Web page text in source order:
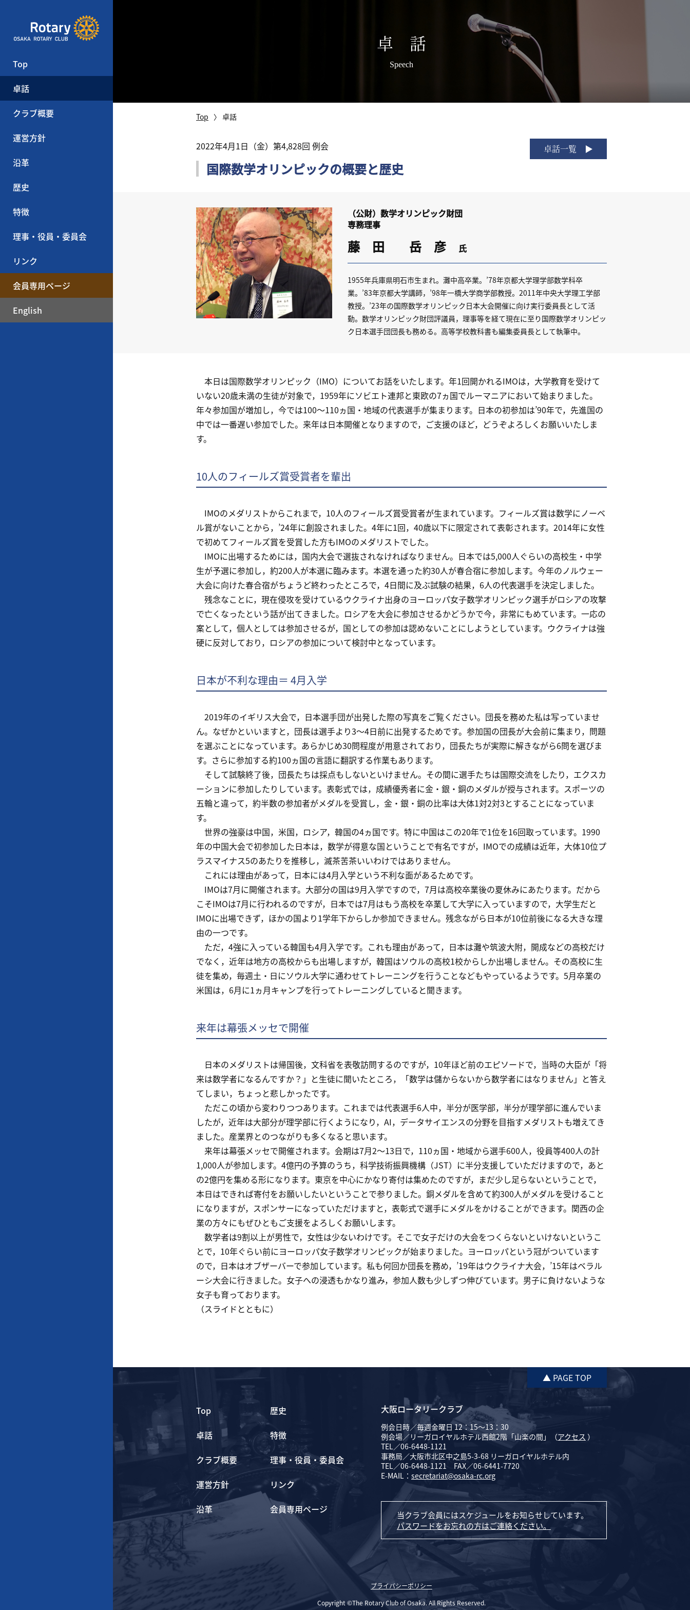
Top
卓話
クラブ概要
運営方針
沿革
歴史
特徴
理事・役員・委員会
リンク
会員専用ページ
English
卓 話
Speech
Top 卓話
卓話一覧
2022年4月1日（金）第4,828回 例会
国際数学オリンピックの概要と歴史
（公財）数学オリンピック財団
専務理事
藤 田 岳 彦 氏
1955年兵庫県明石市生まれ。灘中高卒業。’78年京都大学理学部数学科卒
業。’83年京都大学講師，’98年一橋大学商学部教授。2011年中央大学理工学部
教授。’23年の国際数学オリンピック日本大会開催に向け実行委員長として活
動。数学オリンピック財団評議員，理事等を経て現在に至り国際数学オリンピッ
ク日本選手団団長も務める。高等学校教科書も編集委員長として執筆中。
本日は国際数学オリンピック（IMO）についてお話をいたします。年1回開かれるIMOは，大学教育を受けて
いない20歳未満の生徒が対象で，1959年にソビエト連邦と東欧の7ヵ国でルーマニアにおいて始まりました。
年々参加国が増加し，今では100～110ヵ国・地域の代表選手が集まります。日本の初参加は’90年で，先進国の
中では一番遅い参加でした。来年は日本開催となりますので，ご支援のほど，どうぞよろしくお願いいたしま
す。
10人のフィールズ賞受賞者を輩出
IMOのメダリストからこれまで，10人のフィールズ賞受賞者が生まれています。フィールズ賞は数学にノーベ
ル賞がないことから，’24年に創設されました。4年に1回，40歳以下に限定されて表彰されます。2014年に女性
で初めてフィールズ賞を受賞した方もIMOのメダリストでした。
IMOに出場するためには，国内大会で選抜されなければなりません。日本では5,000人ぐらいの高校生・中学
生が予選に参加し，約200人が本選に臨みます。本選を通った約30人が春合宿に参加します。今年のノルウェー
大会に向けた春合宿がちょうど終わったところで，4日間に及ぶ試験の結果，6人の代表選手を決定しました。
残念なことに，現在侵攻を受けているウクライナ出身のヨーロッパ女子数学オリンピック選手がロシアの攻撃
で亡くなったという話が出てきました。ロシアを大会に参加させるかどうかで今，非常にもめています。一応の
案として，個人としては参加させるが，国としての参加は認めないことにしようとしています。ウクライナは強
硬に反対しており，ロシアの参加について検討中となっています。
日本が不利な理由＝ 4月入学
2019年のイギリス大会で，日本選手団が出発した際の写真をご覧ください。団長を務めた私は写っていませ
ん。なぜかといいますと，団長は選手より3～4日前に出発するためです。参加国の団長が大会前に集まり，問題
を選ぶことになっています。あらかじめ30問程度が用意されており，団長たちが実際に解きながら6問を選びま
す。さらに参加する約100ヵ国の言語に翻訳する作業もあります。
そして試験終了後，団長たちは採点もしないといけません。その間に選手たちは国際交流をしたり，エクスカ
ーションに参加したりしています。表彰式では，成績優秀者に金・銀・銅のメダルが授与されます。スポーツの
五輪と違って，約半数の参加者がメダルを受賞し，金・銀・銅の比率は大体1対2対3とすることになっていま
す。
世界の強豪は中国，米国，ロシア，韓国の4ヵ国です。特に中国はこの20年で1位を16回取っています。1990
年の中国大会で初参加した日本は，数学が得意な国ということで有名ですが，IMOでの成績は近年，大体10位プ
ラスマイナス5のあたりを推移し，滅茶苦茶いいわけではありません。
これには理由があって，日本には4月入学という不利な面があるためです。
IMOは7月に開催されます。大部分の国は9月入学ですので，7月は高校卒業後の夏休みにあたります。だから
こそIMOは7月に行われるのですが，日本では7月はもう高校を卒業して大学に入っていますので，大学生だと
IMOに出場できず，ほかの国より1学年下からしか参加できません。残念ながら日本が10位前後になる大きな理
由の一つです。
ただ，4強に入っている韓国も4月入学です。これも理由があって，日本は灘や筑波大附，開成などの高校だけ
でなく，近年は地方の高校からも出場しますが，韓国はソウルの高校1校からしか出場しません。その高校に生
徒を集め，毎週土・日にソウル大学に通わせてトレーニングを行うことなどもやっているようです。5月卒業の
米国は，6月に1ヵ月キャンプを行ってトレーニングしていると聞きます。
来年は幕張メッセで開催
日本のメダリストは帰国後，文科省を表敬訪問するのですが，10年ほど前のエピソードで，当時の大臣が「将
来は数学者になるんですか？」と生徒に聞いたところ，「数学は儲からないから数学者にはなりません」と答え
てしまい，ちょっと悲しかったです。
ただこの頃から変わりつつあります。これまでは代表選手6人中，半分が医学部，半分が理学部に進んでいま
したが，近年は大部分が理学部に行くようになり，AI，データサイエンスの分野を目指すメダリストも増えてき
ました。産業界とのつながりも多くなると思います。
来年は幕張メッセで開催されます。会期は7月2～13日で，110ヵ国・地域から選手600人，役員等400人の計
1,000人が参加します。4億円の予算のうち，科学技術振興機構（JST）に半分支援していただけますので，あと
の2億円を集める形になります。東京を中心にかなり寄付は集めたのですが，まだ少し足らないということで，
本日はできれば寄付をお願いしたいということで参りました。銅メダルを含めて約300人がメダルを受けること
になりますが，スポンサーになっていただけますと，表彰式で選手にメダルをかけることができます。関西の企
業の方々にもぜひともご支援をよろしくお願いします。
数学者は9割以上が男性で，女性は少ないわけです。そこで女子だけの大会をつくらないといけないというこ
とで，10年ぐらい前にヨーロッパ女子数学オリンピックが始まりました。ヨーロッパという冠がついています
ので，日本はオブザーバーで参加しています。私も何回か団長を務め，’19年はウクライナ大会，’15年はベラル
ーシ大会に行きました。女子への浸透もかなり進み，参加人数も少しずつ伸びています。男子に負けないような
女子も育っております。
（スライドとともに）
▲ PAGE TOP
Top
卓話
クラブ概要
運営方針
沿革
歴史
特徴
理事・役員・委員会
リンク
会員専用ページ
大阪ロータリークラブ
例会日時／毎週金曜日 12：15～13：30
例会場／リーガロイヤルホテル西館2階「山楽の間」（アクセス ）
TEL／06-6448-1121
事務局／大阪市北区中之島5-3-68 リーガロイヤルホテル内
TEL／06-6448-1121 FAX／06-6441-7720
E-MAIL： secretariat@osaka-rc.org
当クラブ会員にはスケジュールをお知らせしています。
パスワードをお忘れの方はご連絡ください。
プライバシーポリシー
Copyright ©The Rotary Club of Osaka. All Rights Reserved.